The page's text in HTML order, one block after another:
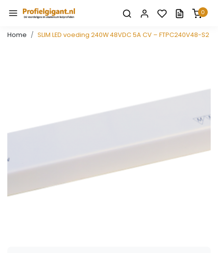
0
Home SLIM LED voeding 240W 48VDC 5A CV – FTPC240V48-S2